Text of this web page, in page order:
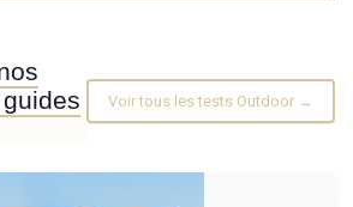
Voir tous les tests Outdoor →